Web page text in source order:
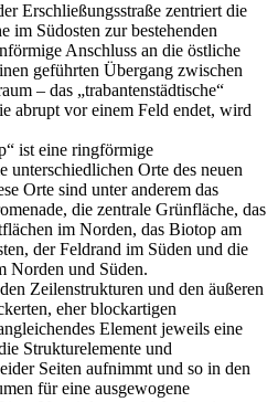
Erschließungsstraße zentriert die
im Südosten zur bestehenden
Anschluss an die östliche
geführten Übergang zwischen
– das „trabantenstädtische“
abrupt vor einem Feld endet, wird
ist eine ringförmige
unterschiedlichen Orte des neuen
Orte sind unter anderem das
die zentrale Grünfläche, das
im Norden, das Biotop am
der Feldrand im Süden und die
Norden und Süden.
Zeilenstrukturen und den äußeren
eher blockartigen
Element jeweils eine
Strukturelemente und
Seiten aufnimmt und so in den
für eine ausgewogene